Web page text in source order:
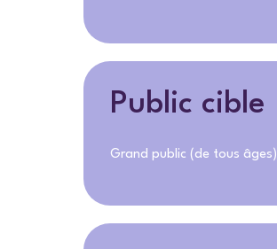
Public cible
Grand public (de tous âges)